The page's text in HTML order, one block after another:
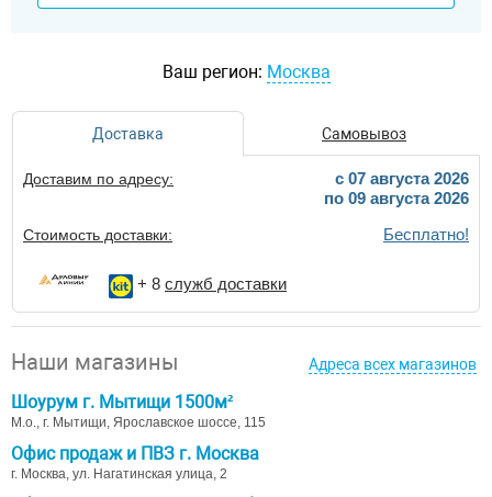
Ваш регион: Москва
Доставка Самовывоз
Доставим по адресу:
c 07 августа 2026
по 09 августа 2026
Стоимость доставки: Бесплатно!
+ 8 служб доставки
Наши магазины Адреса всех магазинов
Шоурум г. Мытищи 1500м²
М.о., г. Мытищи, Ярославское шоссе, 115
Офис продаж и ПВЗ г. Москва
г. Москва, ул. Нагатинская улица, 2